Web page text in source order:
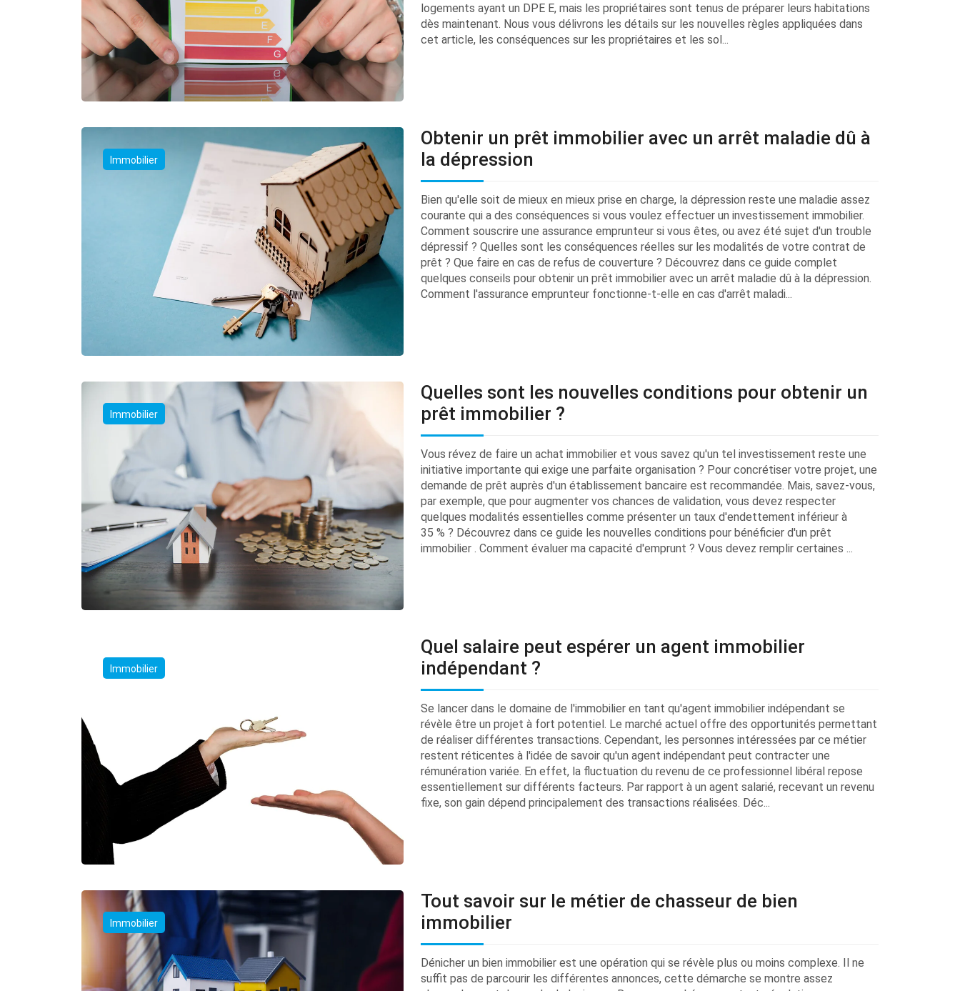
logements ayant un DPE E, mais les propriétaires sont tenus de préparer leurs habitations
dès maintenant. Nous vous délivrons les détails sur les nouvelles règles appliquées dans
cet article, les conséquences sur les propriétaires et les sol...
Immobilier
Obtenir un prêt immobilier avec un arrêt maladie dû à
la dépression
Bien qu'elle soit de mieux en mieux prise en charge, la dépression reste une maladie assez
courante qui a des conséquences si vous voulez effectuer un investissement immobilier.
Comment souscrire une assurance emprunteur si vous êtes, ou avez été sujet d'un trouble
dépressif ? Quelles sont les conséquences réelles sur les modalités de votre contrat de
prêt ? Que faire en cas de refus de couverture ? Découvrez dans ce guide complet
quelques conseils pour obtenir un prêt immobilier avec un arrêt maladie dû à la dépression.
Comment l'assurance emprunteur fonctionne-t-elle en cas d'arrêt maladi...
Immobilier
Quelles sont les nouvelles conditions pour obtenir un
prêt immobilier ?
Vous révez de faire un achat immobilier et vous savez qu'un tel investissement reste une
initiative importante qui exige une parfaite organisation ? Pour concrétiser votre projet, une
demande de prêt auprès d'un établissement bancaire est recommandée. Mais, savez-vous,
par exemple, que pour augmenter vos chances de validation, vous devez respecter
quelques modalités essentielles comme présenter un taux d'endettement inférieur à
35 % ? Découvrez dans ce guide les nouvelles conditions pour bénéficier d'un prêt
immobilier . Comment évaluer ma capacité d'emprunt ? Vous devez remplir certaines ...
Immobilier
Quel salaire peut espérer un agent immobilier
indépendant ?
Se lancer dans le domaine de l'immobilier en tant qu'agent immobilier indépendant se
révèle être un projet à fort potentiel. Le marché actuel offre des opportunités permettant
de réaliser différentes transactions. Cependant, les personnes intéressées par ce métier
restent réticentes à l'idée de savoir qu'un agent indépendant peut contracter une
rémunération variée. En effet, la fluctuation du revenu de ce professionnel libéral repose
essentiellement sur différents facteurs. Par rapport à un agent salarié, recevant un revenu
fixe, son gain dépend principalement des transactions réalisées. Déc...
Immobilier
Tout savoir sur le métier de chasseur de bien
immobilier
Dénicher un bien immobilier est une opération qui se révèle plus ou moins complexe. Il ne
suffit pas de parcourir les différentes annonces, cette démarche se montre assez